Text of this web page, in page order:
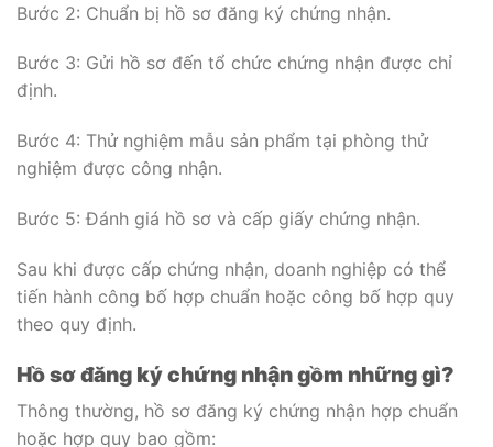
Bước 2: Chuẩn bị hồ sơ đăng ký chứng nhận.
Bước 3: Gửi hồ sơ đến tổ chức chứng nhận được chỉ
định.
Bước 4: Thử nghiệm mẫu sản phẩm tại phòng thử
nghiệm được công nhận.
Bước 5: Đánh giá hồ sơ và cấp giấy chứng nhận.
Sau khi được cấp chứng nhận, doanh nghiệp có thể
tiến hành công bố hợp chuẩn hoặc công bố hợp quy
theo quy định.
Hồ sơ đăng ký chứng nhận gồm những gì?
Thông thường, hồ sơ đăng ký chứng nhận hợp chuẩn
hoặc hợp quy bao gồm: